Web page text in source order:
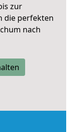
zur
die perfekten
nach